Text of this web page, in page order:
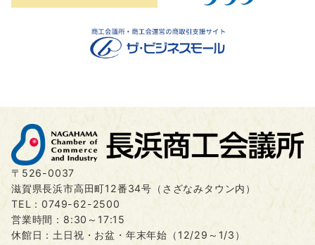
〒526-0037
滋賀県長浜市高田町12番34号（さざなみタウン内）
TEL： 0749-62-2500
営業時間：8:30～17:15
休館日：土日祝・お盆・年末年始（12/29～1/3）